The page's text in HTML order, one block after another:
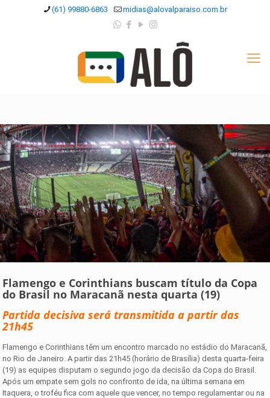
(61) 99880-6863 midias@alovalparaiso.com.br
Flamengo e Corinthians buscam título da Copa
do Brasil no Maracanã nesta quarta (19)
Partida decisiva será transmitida a partir das
21h45
Flamengo e Corinthians têm um encontro marcado no estádio do Maracanã,
no Rio de Janeiro. A partir das 21h45 (horário de Brasília) desta quarta-feira
(19) as equipes disputam o segundo jogo da decisão da Copa do Brasil.
Após um empate sem gols no confronto de ida, na última semana em
Itaquera, o troféu fica com aquele que vencer, no tempo regulamentar ou na